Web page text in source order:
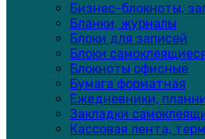
Бизнес-блокноты,
Бланки, журналы
Блоки для записей
Блоки
Блокноты офисные
Бумага форматная
Ежедневники,
Закладки
Кассовая лента,